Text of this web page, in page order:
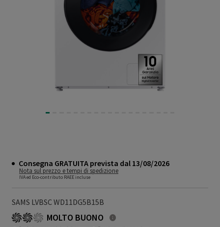
Consegna GRATUITA prevista dal 13/08/2026
Nota sul prezzo e tempi di spedizione
IVA ed Eco-contributo RAEE incluse
SAMS LVBSC WD11DG5B15B
MOLTO BUONO